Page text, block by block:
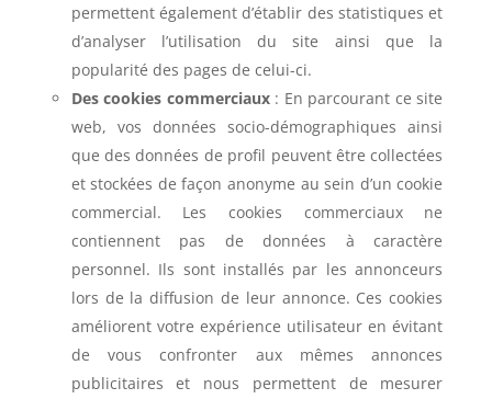
permettent également d’établir des statistiques et
d’analyser l’utilisation du site ainsi que la
popularité des pages de celui-ci.
Des cookies commerciaux: En parcourant ce site
web, vos données socio-démographiques ainsi
que des données de profil peuvent être collectées
et stockées de façon anonyme au sein d’un cookie
commercial. Les cookies commerciaux ne
contiennent pas de données à caractère
personnel. Ils sont installés par les annonceurs
lors de la diffusion de leur annonce. Ces cookies
améliorent votre expérience utilisateur en évitant
de vous confronter aux mêmes annonces
publicitaires et nous permettent de mesurer